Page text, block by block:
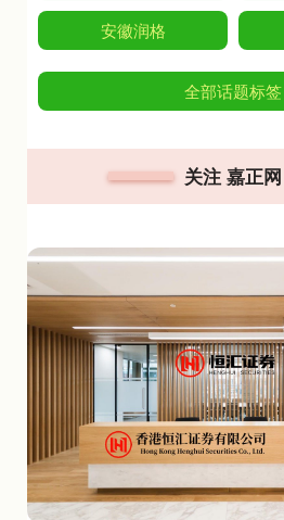
安徽润格
全部话题标签
关注 嘉正网